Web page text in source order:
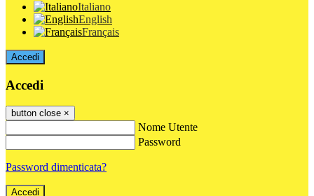
Italiano
English
Français
Accedi
Accedi
button close ×
Nome Utente
Password
Password dimenticata?